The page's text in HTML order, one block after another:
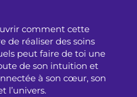
comment cette
de réaliser des soins
peut faire de toi une
de son intuition et
à son cœur, son
l’univers.